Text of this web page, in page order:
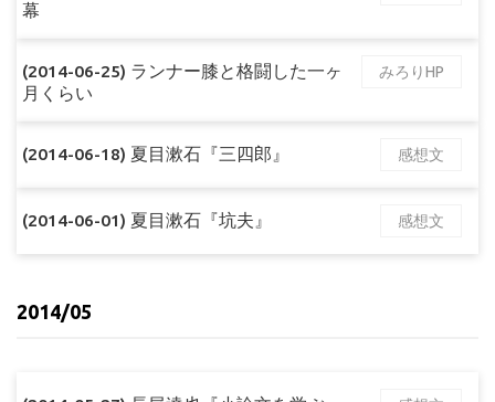
幕
(2014-06-25) ランナー膝と格闘した一ヶ
月くらい
みろりHP
(2014-06-18) 夏目漱石『三四郎』 感想文
(2014-06-01) 夏目漱石『坑夫』 感想文
2014/05